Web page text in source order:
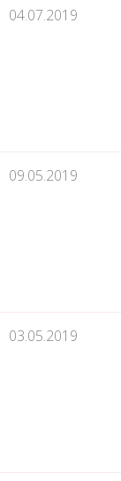
04.07.2019
09.05.2019
03.05.2019